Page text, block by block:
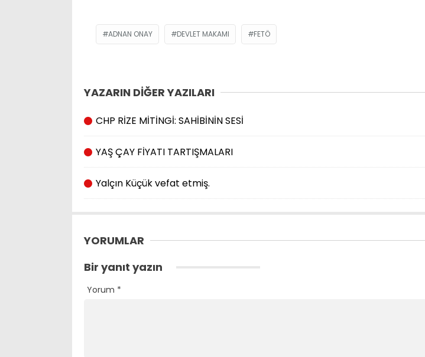
ADNAN ONAY DEVLET MAKAMI FETÖ
YAZARIN DİĞER YAZILARI
CHP RİZE MİTİNGİ: SAHİBİNİN SESİ
YAŞ ÇAY FİYATI TARTIŞMALARI
Yalçın Küçük vefat etmiş.
YORUMLAR
Bir yanıt yazın
Yorum *